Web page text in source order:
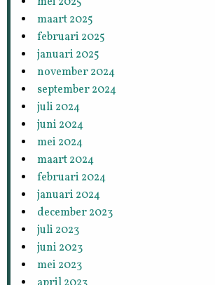
maart 2025
februari 2025
januari 2025
november 2024
september 2024
juli 2024
juni 2024
mei 2024
maart 2024
februari 2024
januari 2024
december 2023
juli 2023
juni 2023
mei 2023